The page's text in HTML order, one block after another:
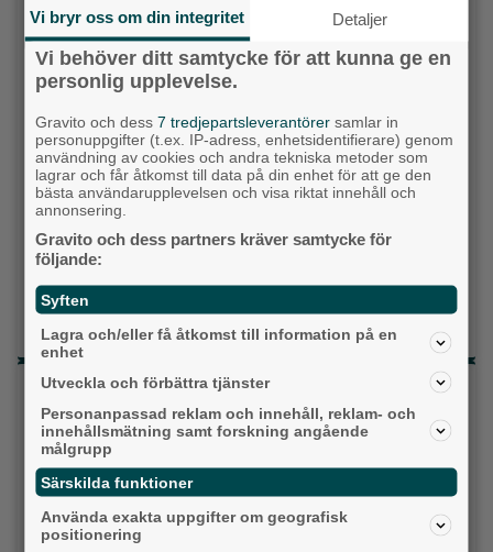
Vänsterpartiet
Sverigedemokraterna
Miljöpartiet
Kristdemokraterna
Centerpartiet
Liberalerna
Vet ej
Topp tre denna veckan
Fastighetsägarna vill ha ny hyresmodell –
Hyresgästföreningen kritiska
Då börjar tågen rulla igen: ”Vi ligger bra i fas”
Ny pastor i Equmeniakyrkan Långared
Vi bryr oss om din integritet Detaljer
Vi behöver ditt samtycke för att kunna ge en
personlig upplevelse.
Gravito och dess7 tredjepartsleverantörer samlar in
personuppgifter (t.ex. IP-adress, enhetsidentifierare) genom
användning av cookies och andra tekniska metoder som
lagrar och får åtkomst till data på din enhet för att ge den
bästa användarupplevelsen och visa riktat innehåll och
annonsering.
Gravito och dess partners kräver samtycke för
följande:
Syften
Lagra och/eller få åtkomst till information på en
enhet
Utveckla och förbättra tjänster
Personanpassad reklam och innehåll, reklam- och
innehållsmätning samt forskning angående
målgrupp
Särskilda funktioner
Använda exakta uppgifter om geografisk
positionering